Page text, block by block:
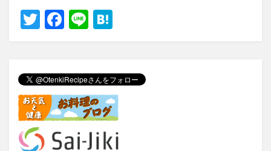
T
er
F
e
b
o
o
Li
n
a